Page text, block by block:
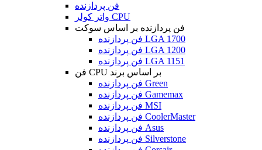
فن پردازنده
واتر کولر CPU
فن پردازنده بر اساس سوکت
فن پردازنده LGA 1700
فن پردازنده LGA 1200
فن پردازنده LGA 1151
فن CPU بر اساس برند
فن پردازنده Green
فن پردازنده Gamemax
فن پردازنده MSI
فن پردازنده CoolerMaster
فن پردازنده Asus
فن پردازنده Silverstone